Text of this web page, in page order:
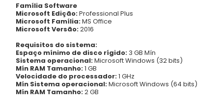
Família Software
Microsoft Edição:Professional Plus
Microsoft Família:MS Office
Microsoft Versão:2016
Requisitos do sistema:
Espaço mínimo de disco rígido: 3 GB Mín
Sistema operacional:Microsoft Windows (32 bits)
Mín RAM Tamanho:1 GB
Velocidade do processador:1 GHz
Mín Sistema operacional:Microsoft Windows (64 bits)
Mín RAM Tamanho:2 GB